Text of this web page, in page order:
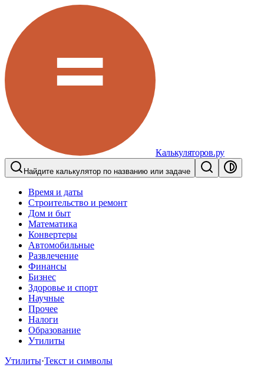
Калькуляторов.ру
Найдите калькулятор по названию или задаче
Время и даты
Строительство и ремонт
Дом и быт
Математика
Конвертеры
Автомобильные
Развлечение
Финансы
Бизнес
Здоровье и спорт
Научные
Прочее
Налоги
Образование
Утилиты
Утилиты·Текст и символы